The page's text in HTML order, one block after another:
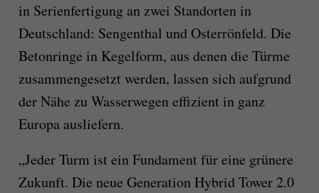
in Serienfertigung an zwei Standorten in
Deutschland: Sengenthal und Osterrönfeld. Die
Betonringe in Kegelform, aus denen die Türme
zusammengesetzt werden, lassen sich aufgrund
der Nähe zu Wasserwegen effizient in ganz
Europa ausliefern.
„Jeder Turm ist ein Fundament für eine grünere
Zukunft. Die neue Generation Hybrid Tower 2.0